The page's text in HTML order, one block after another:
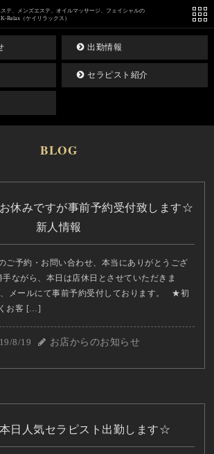
テ、メンズエステ、オイルマッサージ、フェイシャルの
Relax（ケイリラックス）
出勤情報
セラピスト紹介
BLOG
休みですが事前予約受付致します☆
新人情報
ご予約・お問い合わせ、本当にありがとうござ
ながら、本日は店休日とさせていただきま
メールにて事前予約受付しております。 ★初
お客 […]
8/19 お店からのお知らせ
日人気セラピスト出勤します☆